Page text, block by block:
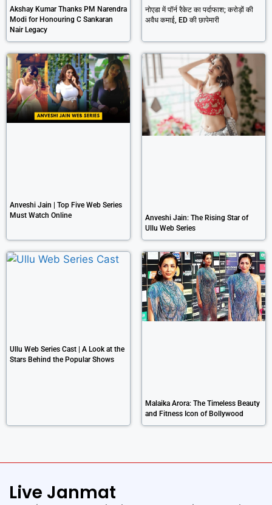
Akshay Kumar Thanks PM Narendra
Modi for Honouring C Sankaran
Nair Legacy
नोएडा में पॉर्न रैकेट का पर्दाफाश; करोड़ों की
अवैध कमाई, ED की छापेमारी
Anveshi Jain | Top Five Web Series
Must Watch Online
Anveshi Jain: The Rising Star of
Ullu Web Series
Ullu Web Series Cast | A Look at the
Stars Behind the Popular Shows
Malaika Arora: The Timeless Beauty
and Fitness Icon of Bollywood
Live Janmat